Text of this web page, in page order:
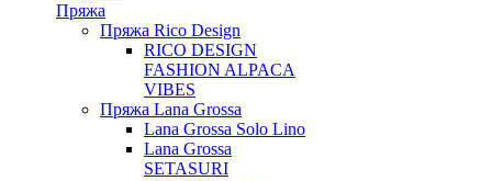
Пряжа
Пряжа Rico Design
RICO DESIGN
FASHION ALPACA
VIBES
Пряжа Lana Grossa
Lana Grossa Solo Lino
Lana Grossa
SETASURI